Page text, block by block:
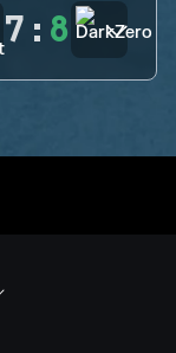
7 : 8